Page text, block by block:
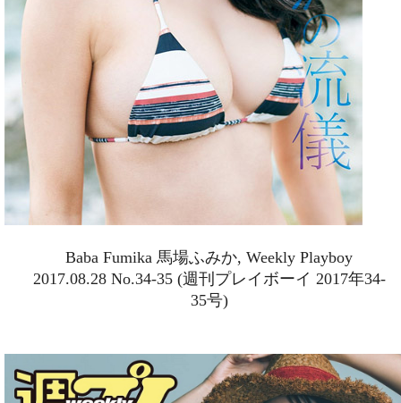
Baba Fumika 馬場ふみか, Weekly Playboy
2017.08.28 No.34-35 (週刊プレイボーイ 2017年34-
35号)